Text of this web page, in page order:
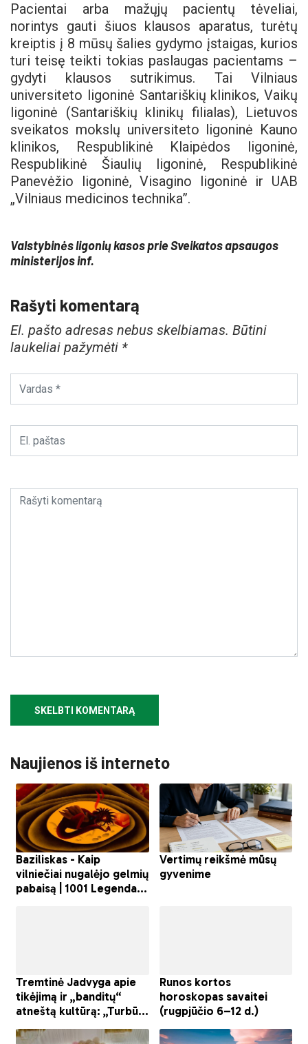
Pacientai arba mažųjų pacientų tėveliai,
norintys gauti šiuos klausos aparatus, turėtų
kreiptis į 8 mūsų šalies gydymo įstaigas, kurios
turi teisę teikti tokias paslaugas pacientams –
gydyti klausos sutrikimus. Tai Vilniaus
universiteto ligoninė Santariškių klinikos, Vaikų
ligoninė (Santariškių klinikų filialas), Lietuvos
sveikatos mokslų universiteto ligoninė Kauno
klinikos, Respublikinė Klaipėdos ligoninė,
Respublikinė Šiaulių ligoninė, Respublikinė
Panevėžio ligoninė, Visagino ligoninė ir UAB
„Vilniaus medicinos technika”.
Valstybinės ligonių kasos prie Sveikatos apsaugos
ministerijos inf.
Rašyti komentarą
El. pašto adresas nebus skelbiamas. Būtini
laukeliai pažymėti *
Naujienos iš interneto